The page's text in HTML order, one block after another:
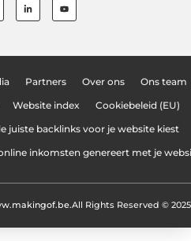
Partners Over ons Ons team
Website index Cookiebeleid (EU)
juiste backlinks voor je website kiest
inkomsten genereert met je
All Rights Reserved © 2025